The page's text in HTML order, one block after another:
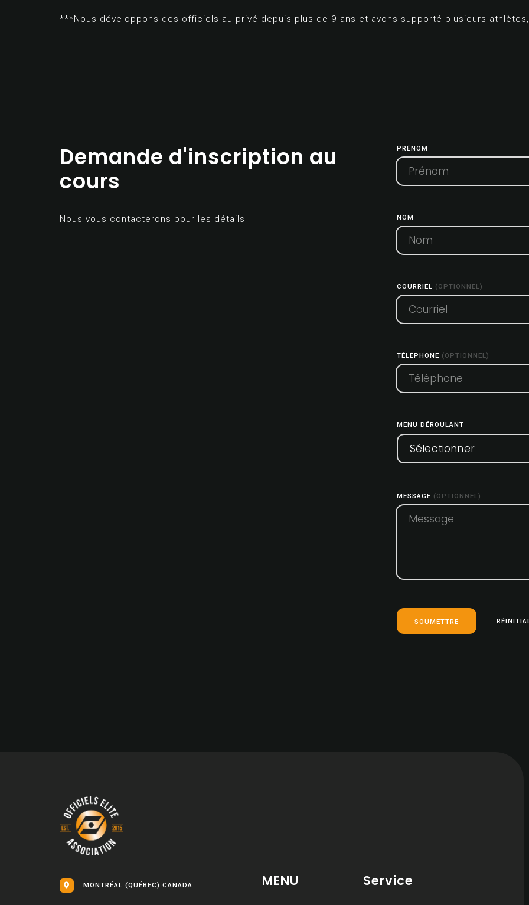
***Nous développons des officiels au privé depuis plus de 9 ans et avons supporté plusieurs
Demande d'inscription au
cours
Nous vous contacterons pour les détails
PRÉNOM
NOM
COURRIEL (OPTIONNEL)
TÉLÉPHONE (OPTIONNEL)
MENU DÉROULANT
Sélectionner
MESSAGE (OPTIONNEL)
SOUMETTRE
MONTRÉAL (QUÉBEC) CANADA MENU Service